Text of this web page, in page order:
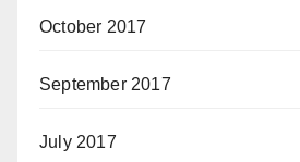
October 2017
September 2017
July 2017